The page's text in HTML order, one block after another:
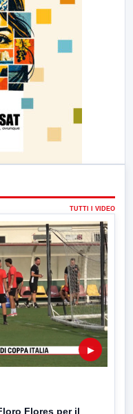
TUTTI I VIDEO
▶
Flores per il